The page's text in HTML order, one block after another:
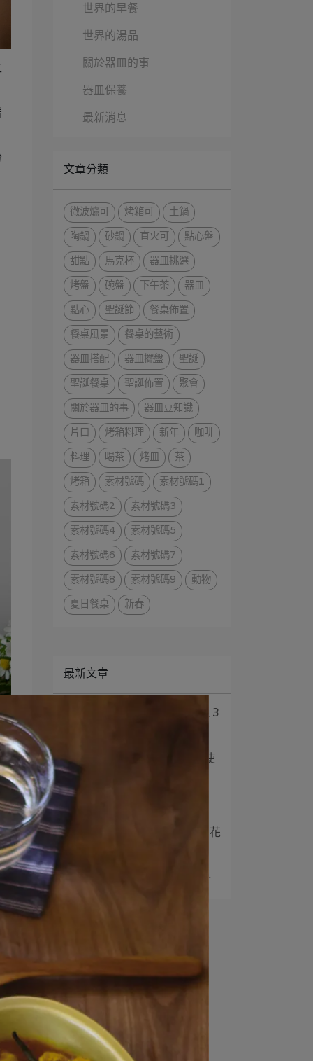
世界的早餐
世界的湯品
關於器皿的事
器皿保養
最新消息
文章分類
微波爐可 烤箱可
土鍋
陶鍋
砂鍋 直火可
點心盤
甜點
馬克杯
器皿挑選
烤盤
碗盤 下午茶
器皿
點心
聖誕節
餐桌佈置
餐桌風景
餐桌的藝術
器皿搭配
器皿擺盤
聖誕
聖誕餐桌
聖誕佈置
聚會
關於器皿的事
器皿豆知識
片口
烤箱料理 新年
咖啡
料理
喝茶 烤皿
茶
烤箱
素材號碼
素材號碼1
素材號碼2
素材號碼3
素材號碼4
素材號碼5
素材號碼6
素材號碼7
素材號碼8
素材號碼9
動物
夏日餐桌
新春
最新文章
讓人愛不釋手的豬豬器皿 3
2
11 款我們家經常拿出來使
用的小缽、小皿
如夏花般盛開的餐桌｜用花
5
What’s in my kitchen⋯